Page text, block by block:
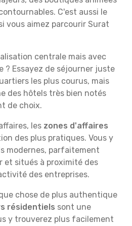
C'est aussi le
vous aimez parcourir Surat
centrale mais avec
? Essayez de séjourner juste
les plus courus, mais
des hôtels très bien notés
de choix.
les zones d'affaires
des plus pratiques. Vous y
modernes, parfaitement
et situés à proximité des
des entreprises.
chose de plus authentique
résidentiels sont une
y trouverez plus facilement